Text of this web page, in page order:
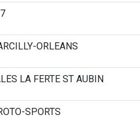
ORLEANS
LA FERTE ST AUBIN
SPORTS